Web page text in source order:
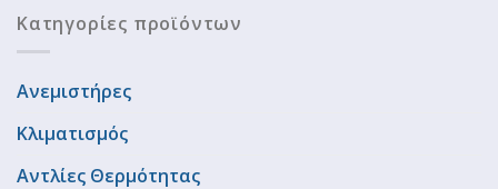
Κατηγορίες προϊόντων
Ανεμιστήρες
Κλιματισμός
Αντλίες Θερμότητας